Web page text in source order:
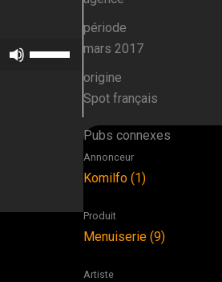
augmenter
le
période
mars 2017
origine
Spot français
Pubs connexes
Annonceur
Komilfo (1)
Produit
Menuiserie (9)
Artiste